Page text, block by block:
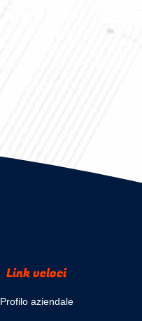
Link veloci
Profilo aziendale